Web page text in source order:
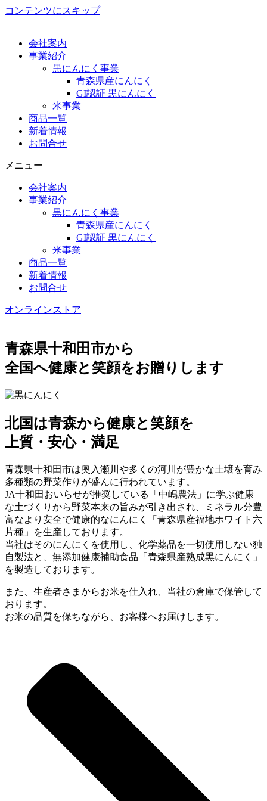
コンテンツにスキップ
会社案内
事業紹介
黒にんにく事業
青森県産にんにく
GI認証 黒にんにく
米事業
商品一覧
新着情報
お問合せ
メニュー
会社案内
事業紹介
黒にんにく事業
青森県産にんにく
GI認証 黒にんにく
米事業
商品一覧
新着情報
お問合せ
オンラインストア
青森県十和田市から
全国へ健康と笑顔をお贈りします
北国は青森から健康と笑顔を
上質・安心・満足
青森県十和田市は奥入瀬川や多くの河川が豊かな土壌を育み
多種類の野菜作りが盛んに行われています。
JA十和田おいらせが推奨している「中嶋農法」に学ぶ健康
な土づくりから野菜本来の旨みが引き出され、ミネラル分豊
富なより安全で健康的なにんにく「青森県産福地ホワイト六
片種」を生産しております。
当社はそのにんにくを使用し、化学薬品を一切使用しない独
自製法と、無添加健康補助食品「青森県産熟成黒にんにく」
を製造しております。
また、生産者さまからお米を仕入れ、当社の倉庫で保管して
おります。
お米の品質を保ちながら、お客様へお届けします。